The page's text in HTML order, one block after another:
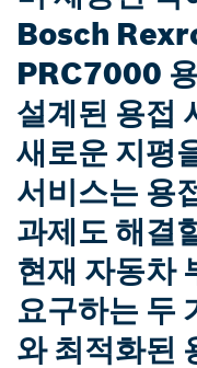
Bosch
PRC7000
설계된 용접
새로운 지평
서비스는 용
과제도 해결
현재 자동차
요구하는 두
와 최적화된